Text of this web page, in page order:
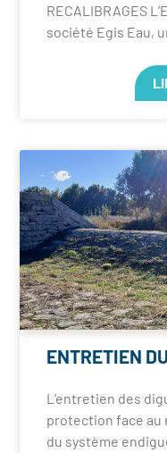
RECALIBRAGES
société Egis Eau,
ENTRETIEN
L’entretien des
protection face au
du système